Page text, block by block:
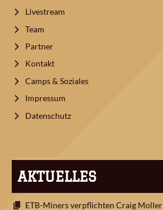
Livestream
Team
Partner
Kontakt
Camps & Soziales
Impressum
Datenschutz
AKTUELLES
ETB-Miners verpflichten Craig Moller